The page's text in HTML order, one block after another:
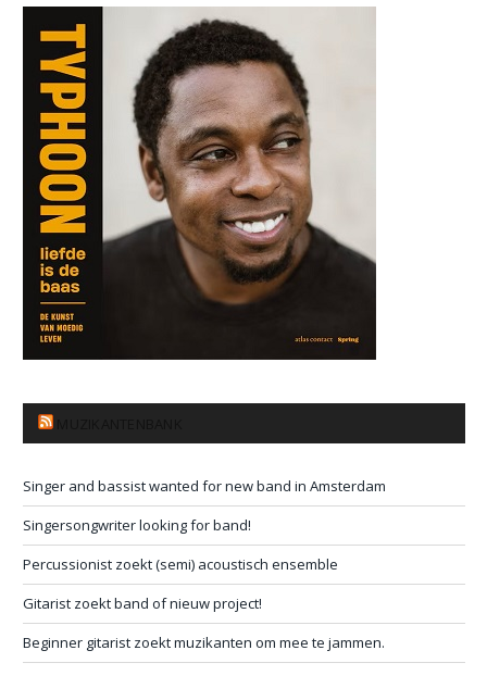
Singer and bassist wanted for new band in Amsterdam
Singersongwriter looking for band!
Percussionist zoekt (semi) acoustisch ensemble
Gitarist zoekt band of nieuw project!
Beginner gitarist zoekt muzikanten om mee te jammen.